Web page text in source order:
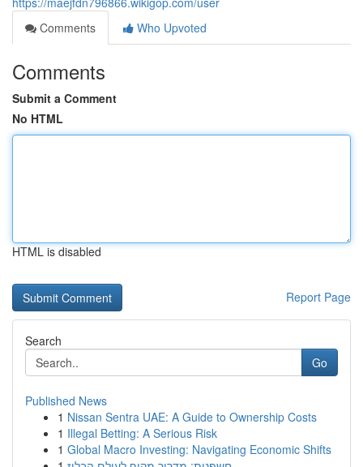
Comments
Who Upvoted
Comments
Submit a Comment
No HTML
HTML is disabled
Report Page
Search
Go
Published News
1 Nissan Sentra UAE: A Guide to Ownership Costs
1 Illegal Betting: A Serious Risk
1 Global Macro Investing: Navigating Economic Shifts